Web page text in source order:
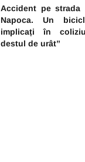
Accident pe strada
Napoca. Un
implicați în
destul de urât”